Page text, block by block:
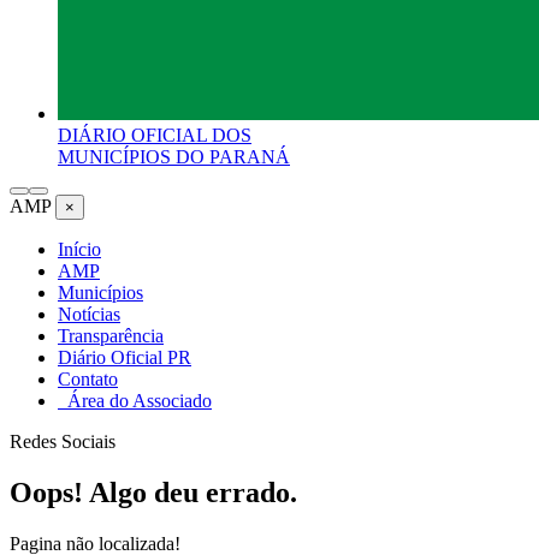
DIÁRIO OFICIAL DOS
MUNICÍPIOS DO PARANÁ
AMP ×
Início
AMP
Municípios
Notícias
Transparência
Diário Oficial PR
Contato
Área do Associado
Redes Sociais
Oops! Algo deu errado.
Pagina não localizada!